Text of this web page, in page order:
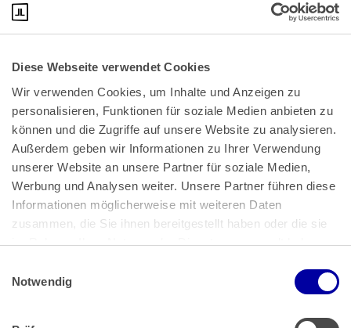
Diese Webseite verwendet Cookies
Wir verwenden Cookies, um Inhalte und Anzeigen zu
personalisieren, Funktionen für soziale Medien anbieten zu
können und die Zugriffe auf unsere Website zu analysieren.
Außerdem geben wir Informationen zu Ihrer Verwendung
unserer Website an unsere Partner für soziale Medien,
Werbung und Analysen weiter. Unsere Partner führen diese
Informationen möglicherweise mit weiteren Daten
zusammen, die Sie ihnen bereitgestellt haben oder die sie
im Rahmen Ihrer Nutzung der Dienste gesammelt haben.
Impressum
Notwendig
Bundeskanzlerplatz 2
53113 Bonn
Pressemitteilungen|AGB
Impressum|Datenschutz